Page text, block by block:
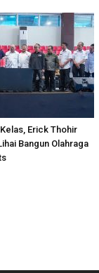
Erick Thohir
Bangun Olahraga